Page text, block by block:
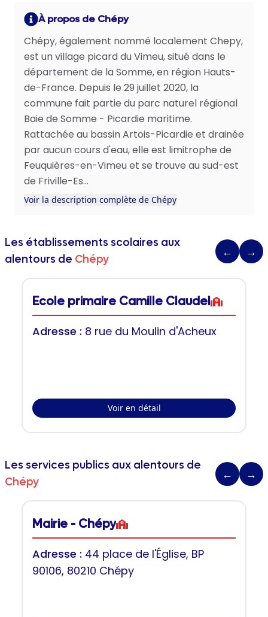
À propos de Chépy
Chépy, également nommé localement Chepy,
est un village picard du Vimeu, situé dans le
département de la Somme, en région Hauts-
de-France. Depuis le 29 juillet 2020, la
commune fait partie du parc naturel régional
Baie de Somme - Picardie maritime.
Rattachée au bassin Artois-Picardie et drainée
par aucun cours d'eau, elle est limitrophe de
Feuquières-en-Vimeu et se trouve au sud-est
de Friville-Es...
Voir la description complète de Chépy
Les établissements scolaires aux
alentours de Chépy
← →
Ecole primaire Camille Claudel
Adresse : 8 rue du Moulin d'Acheux
Voir en détail
Les services publics aux alentours de
Chépy
← →
Mairie - Chépy
Adresse : 44 place de l'Église, BP
90106, 80210 Chépy